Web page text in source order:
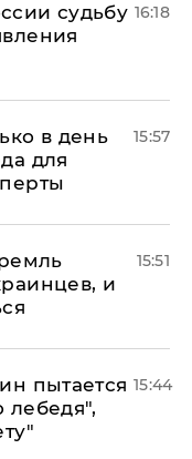
судьбу 16:18
в день
для
15:57
и
15:51
пытается
лебедя",
15:44